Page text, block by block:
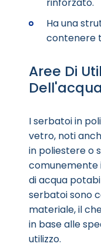
rinforzato.
Ha una
contenere
Aree Di
I serbatoi in
vetro, noti
in poliestere o
comunemente
di acqua
serbatoi sono
materiale, il
in base alle
utilizzo.